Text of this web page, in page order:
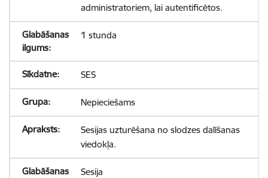
administratoriem, lai autentificētos.
1 stunda
SES
Nepieciešams
Sesijas uzturēšana no slodzes dalīšanas
viedokļa.
Sesija